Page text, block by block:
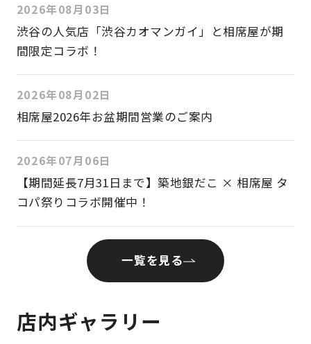
2026年08月03日
渋谷の人気店「渋谷カオマンガイ」と相席屋が期
間限定コラボ！
2026年08月02日
相席屋2026年お盆期間営業のご案内
2026年07月06日
【期間延長7月31日まで】築地銀だこ × 相席屋 タ
コパ祭りコラボ開催中！
一覧を見る
店内ギャラリー